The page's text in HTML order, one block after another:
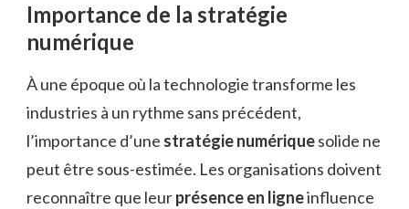
Importance de la stratégie
numérique
À une époque où la technologie transforme les
industries à un rythme sans précédent,
l’importance d’une stratégie numériquesolide ne
peut être sous-estimée. Les organisations doivent
reconnaître que leurprésence en ligneinfluence